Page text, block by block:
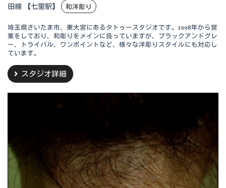
田線 【七里駅】
和洋彫り
埼玉県さいたま市、東大宮にあるタトゥースタジオです。1998年から営
業をしており、和彫りをメインに扱っていますが、ブラックアンドグレ
ー、トライバル、ワンポイントなど、様々な洋彫りスタイルにも対応し
ています。
スタジオ詳細